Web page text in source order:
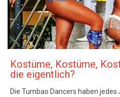
Kostüme, Kostüme,
die eigentlich?
Die Tumbao Dancers haben